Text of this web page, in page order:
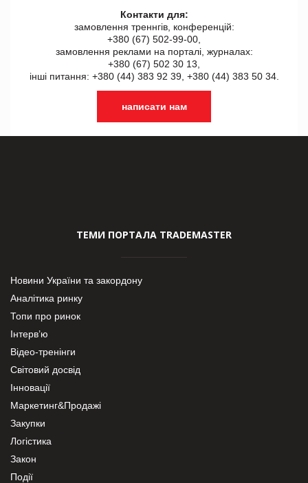
Контакти для:
замовлення треннгів, конференцій:
+380 (67) 502-99-00,
замовлення реклами на порталі, журналах:
+380 (67) 502 30 13,
інші питання: +380 (44) 383 92 39, +380 (44) 383 50 34.
написати нам
ТЕМИ ПОРТАЛА TRADEMASTER
Новини України та закордону
Аналітика ринку
Топи про ринок
Інтерв’ю
Відео-тренінги
Світовий досвід
Інновації
Маркетинг&Продажі
Закупки
Логістика
Закон
Події